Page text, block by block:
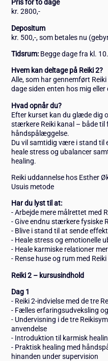
Pris for to dage
kr. 2800,-
Depositum
kr. 500,-, som betales nu
Tidsrum: Begge dage fra kl.
Hvem kan deltage på Reiki 2?
Alle, som har gennemført
dage siden enten hos mig eller
Hvad opnår du?
Efter kurset kan du glæde dig
stærkere Reiki kanal – både til
håndspålæggelse.
Du vil samtidig være i stand til
heale stress og ubalancer
healing.
Reiki uddannelse hos Esther
Usuis metode
Har du lyst til at:
- Arbejde mere målrettet med
- Give endnu stærkere fysiske
- Blive i stand til at sende
- Heale stress og emotionelle
- Heale karmiske relationer
- Rense huse og rum med Reiki
Reiki 2 – kursusindhold
Dag 1
- Reiki 2-indvielse med de tre
- Fælles erfaringsudveksling
- Undervisning i de tre
anvendelse
- Introduktion til karmisk
- Praktisk healing med
hinanden under supervision